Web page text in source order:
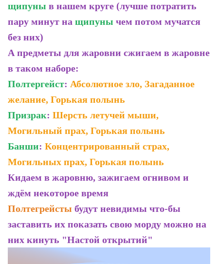
щипуны в нашем круге (лучше потратить
пару минут на щипуны чем потом мучатся
без них)
А предметы для жаровни сжигаем в жаровне
в таком наборе:
Полтергейст: Абсолютное зло, Загаданное
желание, Горькая полынь
Призрак: Шерсть летучей мыши,
Могильный прах, Горькая полынь
Банши: Концентрированный страх,
Могильных прах, Горькая полынь
Кидаем в жаровню, зажигаем огнивом и
ждём некоторое время
Полтегрейсты будут невидимы что-бы
заставить их показать свою морду можно на
них кинуть "Настой открытий"